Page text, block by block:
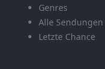
Genres
Alle Sendungen
Letzte Chance